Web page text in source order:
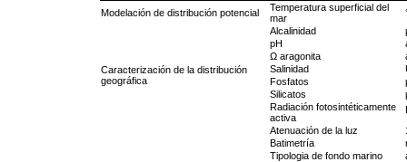
Modelación de distribución potencial
Temperatura superficial del
mar
Alcalinidad
pH
Ω aragonita
Caracterización de la distribución
geográfica
Salinidad
Fosfatos
Silicatos
Radiación fotosintéticamente
activa
Atenuación de la luz
Batimetría
Tipologia de fondo marino